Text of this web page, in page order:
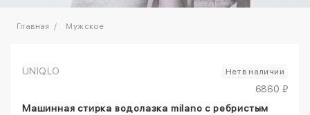
Главная Мужское
UNIQLO Нет в наличии
6860 ₽
Машинная стирка водолазка milano с ребристым